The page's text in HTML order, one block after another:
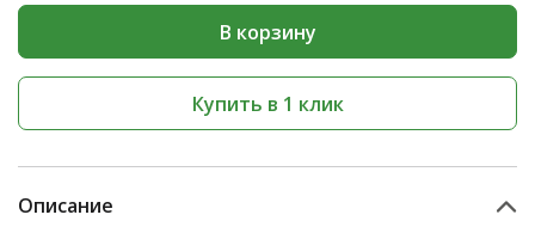
В корзину
Купить в 1 клик
Описание